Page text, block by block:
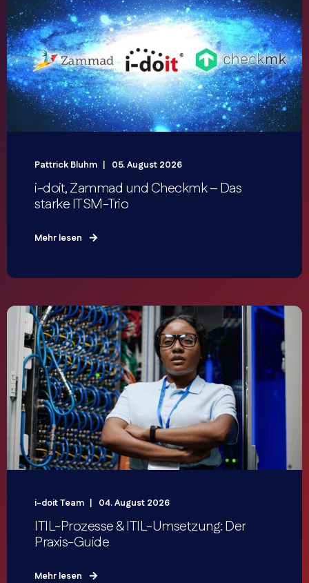
Pattrick Bluhm 05. August 2026
i-doit, Zammad und Checkmk – Das
starke ITSM-Trio
Mehr lesen
i-doit Team 04. August 2026
ITIL-Prozesse & ITIL-Umsetzung: Der
Praxis-Guide
Mehr lesen